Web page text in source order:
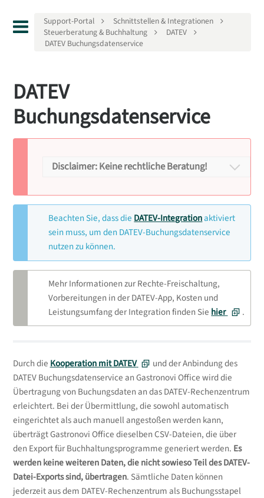
Support-Portal
Schnittstellen & Integrationen
Steuerberatung & Buchhaltung
DATEV
DATEV Buchungsdatenservice
DATEV
Buchungsdatenservice
Disclaimer: Keine rechtliche Beratung!
Disclaimer
Keine rechtliche
Beratung!
Wir möchten Sie darauf hinweisen, dass
sämtliche Informationen, die in diesem
Support-Portal bereitgestellt werden,
ausschließlich zu Informationszwecken
dar.
Unsere Supportabteilung und die auf dieser
Plattform zur Verfügung gestellten
Informationen sind nicht dazu befugt,
individuelle rechtliche oder steuerliche
Beratung anzubieten. Wir empfehlen
dringend, bei buchhalterischen und
steuerlichen Angelegenheiten einen
qualifizierten Fachexperten zu konsultieren.
Beachten Sie, dass die DATEV-Integrationaktiviert
sein muss, um den DATEV-Buchungsdatenservice
nutzen zu können.
Mehr Informationen zur Rechte-Freischaltung,
Vorbereitungen in der DATEV-App, Kosten und
Leistungsumfang der Integration finden Sie hier .
Durch die Kooperation mit DATEV
und der Anbindung des
DATEV Buchungsdatenservice an Gastronovi Office wird die
Übertragung von Buchungsdaten an das DATEV-Rechenzentrum
erleichtert. Bei der Übermittlung, die sowohl automatisch
eingerichtet als auch manuell angestoßen werden kann,
überträgt Gastronovi Office dieselben CSV-Dateien, die über
den Export für Buchhaltungsprogramme generiert werden. Es
werden keine weiteren Daten, die nicht sowieso Teil des DATEV-
Datei-Exports sind, übertragen. Sämtliche Daten können
jederzeit aus dem DATEV-Rechenzentrum als Buchungsstapel